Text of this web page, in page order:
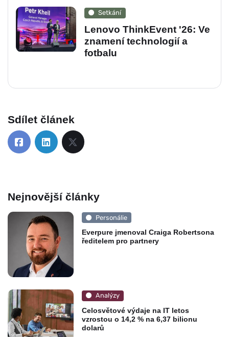
Setkání
Lenovo ThinkEvent '26: Ve
znamení technologií a
fotbalu
Sdílet článek
Nejnovější články
Personálie
Everpure jmenoval Craiga Robertsona
ředitelem pro partnery
Analýzy
Celosvětové výdaje na IT letos
vzrostou o 14,2 % na 6,37 bilionu
dolarů